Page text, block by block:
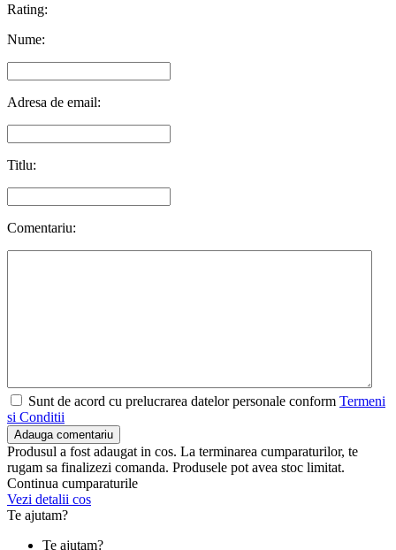
Rating:
Nume:
Adresa de email:
Titlu:
Comentariu:
Sunt de acord cu prelucrarea datelor personale conform Termeni
si Conditii
Adauga comentariu
Produsul a fost adaugat in cos. La terminarea cumparaturilor, te
rugam sa finalizezi comanda. Produsele pot avea stoc limitat.
Continua cumparaturile
Vezi detalii cos
Te ajutam?
Te ajutam?